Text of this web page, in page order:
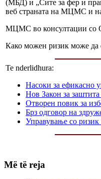
(МБД) и „Сите за фер и
веб страната на МЦМС и
МЦМС во консултации со
Како можен ризик може да
Te nderlidhura:
Насоки за ефикасно
Нов Закон за
Отворен повик за
Брз одговор на
Управување со ризик
Më të reja